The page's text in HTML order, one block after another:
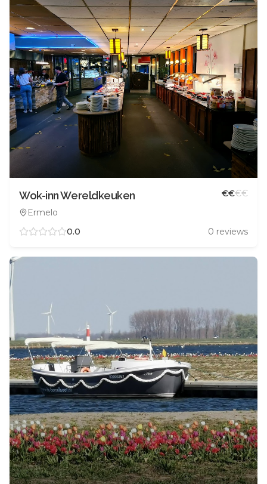
Wok-inn Wereldkeuken
Ermelo
€€€€
0.0 0 reviews